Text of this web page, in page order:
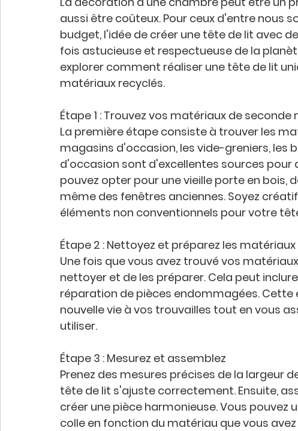
aussi être coûteux. Pour ceux d'entre nous
budget, l'idée de créer une tête de lit avec
fois astucieuse et respectueuse de la
explorer comment réaliser une tête de lit
matériaux recyclés.
Étape 1 : Trouvez vos matériaux de seconde
La première étape consiste à trouver les
magasins d'occasion, les vide-greniers, les
d'occasion sont d'excellentes sources pour
pouvez opter pour une vieille porte en bois,
même des fenêtres anciennes. Soyez
éléments non conventionnels pour votre
Étape 2 : Nettoyez et préparez les matériaux
Une fois que vous avez trouvé vos
nettoyer et de les préparer. Cela peut
réparation de pièces endommagées.
nouvelle vie à vos trouvailles tout en vous
utiliser.
Étape 3 : Mesurez et assemblez
Prenez des mesures précises de la largeur
tête de lit s'ajuste correctement. Ensuite,
créer une pièce harmonieuse. Vous pouvez
colle en fonction du matériau que vous avez